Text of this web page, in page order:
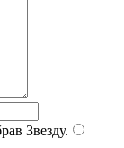
Звезду.